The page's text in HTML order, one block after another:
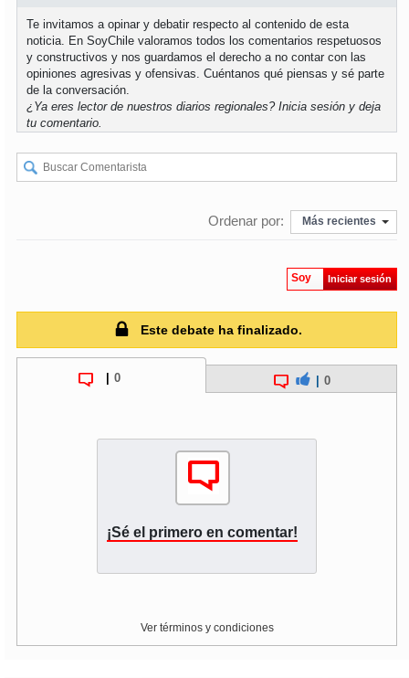
soyarauco
soytemuco
soyvaldivia
soyosorno
Te invitamos a opinar y debatir respecto al contenido de esta
noticia. En SoyChile valoramos todos los comentarios respetuosos
y constructivos y nos guardamos el derecho a no contar con las
opiniones agresivas y ofensivas. Cuéntanos qué piensas y sé parte
de la conversación.
¿Ya eres lector de nuestros diarios regionales?Inicia sesión y deja
tu comentario.
Ordenar por: Más recientes
Soy Iniciar sesión
Este debate ha finalizado.
0 | 0
¡Sé el primero en comentar!
Ver términos y condiciones